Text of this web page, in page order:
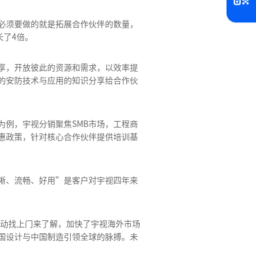
要做的就是拓展合作伙伴的数量，
4倍。
，开放彼此的资源和需求，以效率提
安防技术与应用的知识分享给合作伙
，宇视分销聚焦SMB市场，工程商
政策，针对核心合作伙伴提供培训基
、流畅、好用”是客户对宇视四年来
找上门来了解，加快了宇视海外市场
设计与中国制造引领全球的脉搏。未